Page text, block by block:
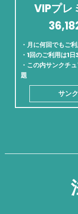
VIPプレ
・月に何回でもご
・1回のご利用は1
・この内サンクチ
題
サン